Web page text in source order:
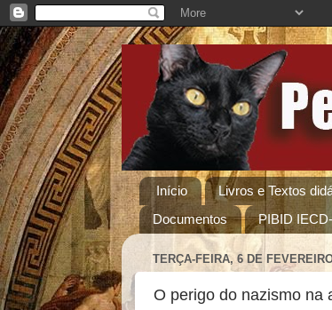
Início Livros e Textos
Documentos
PIBID
TERÇA-FEIRA, 6 DE
O perigo do nazismo na